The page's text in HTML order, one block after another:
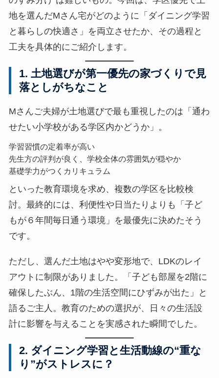
地を選んだMさん宅がどのように「ダイニング学習
と暮らしの快適さ」を両立させたか、その過程と
工夫を具体的にご紹介します。
1. 土地選びが第一優先の家づくりで見
落としがちなこと
Mさんご夫婦が土地選びで最も重視したのは「通わ
せたい小学校がある学区内かどうか」。
学習習慣の定着率が高い
先生方の評判が良く、学校全体の雰囲気が穏やか
基礎学力がつくカリキュラム
といった教育環境を求め、複数の学区を比較検
討。最終的には、利便性や日当たりよりも「子ど
もが６年間毎日通う環境」を最優先に決めたそう
です。
ただし、選んだ土地はやや変形地で、LDKのレイ
アウトに制限がありました。「子ども部屋を2階に
確保したぶん、1階の生活空間にひずみが出た」と
語るご主人。教育のための選択が、日々の生活設
計に影響を与えることを実感された瞬間でした。
2. ダイニング学習と生活動線の“重な
り”がストレスに？